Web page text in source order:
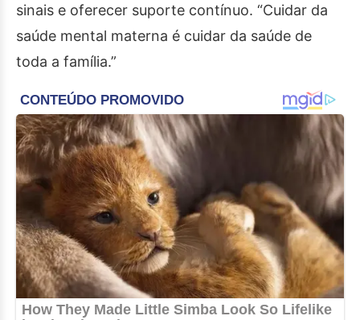
sinais e oferecer suporte contínuo. “Cuidar da
saúde mental materna é cuidar da saúde de
toda a família.”